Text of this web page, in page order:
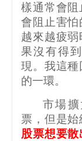
樣通常會
會阻止害
越來越疲
果沒有得
現。我這
的一環。
市場
票，但是始
股票想要